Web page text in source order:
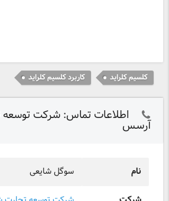
کلسیم کلراید کاربرد کلسیم کلراید
اطلاعات تماس: شرکت
آرسس
نام سوگل شایعی